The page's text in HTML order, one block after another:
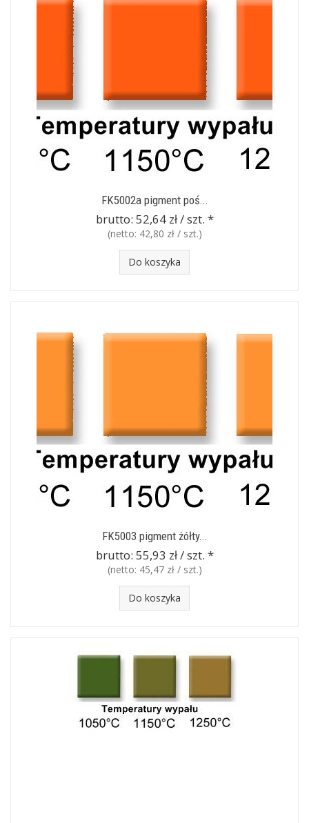
FK5002a pigment poś...
brutto: 52,64 zł / szt. *
(netto: 42,80 zł / szt.)
Do koszyka
FK5003 pigment żółty...
brutto: 55,93 zł / szt. *
(netto: 45,47 zł / szt.)
Do koszyka